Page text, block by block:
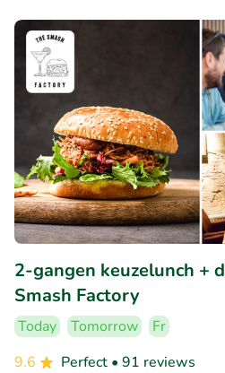
2-gangen keuzelunch +
Smash Factory
Today Tomorrow
Fr
9.6
Perfect • 91 reviews